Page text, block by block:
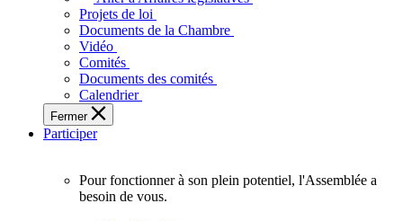
touchent
des
Ontariennes
et
Projets de loi
Documents de la Chambre
Vidéo
Comités
Documents des comités
Calendrier
Fermer
Participer
Pour fonctionner à son plein potentiel, l'Assemblée a
besoin de vous.